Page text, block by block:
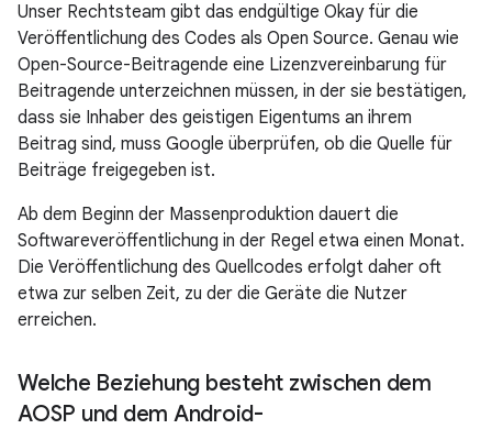
Unser Rechtsteam gibt das endgültige Okay für die
Veröffentlichung des Codes als Open Source. Genau wie
Open-Source-Beitragende eine Lizenzvereinbarung für
Beitragende unterzeichnen müssen, in der sie bestätigen,
dass sie Inhaber des geistigen Eigentums an ihrem
Beitrag sind, muss Google überprüfen, ob die Quelle für
Beiträge freigegeben ist.
Ab dem Beginn der Massenproduktion dauert die
Softwareveröffentlichung in der Regel etwa einen Monat.
Die Veröffentlichung des Quellcodes erfolgt daher oft
etwa zur selben Zeit, zu der die Geräte die Nutzer
erreichen.
Welche Beziehung besteht zwischen dem
AOSP und dem Android-